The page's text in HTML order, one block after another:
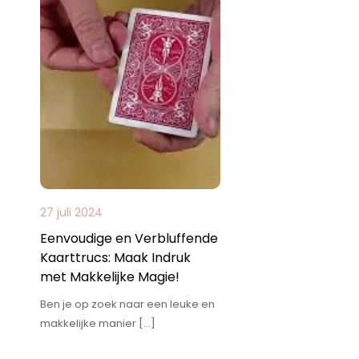
27 juli 2024
Eenvoudige en Verbluffende
Kaarttrucs: Maak Indruk
met Makkelijke Magie!
Ben je op zoek naar een leuke en
makkelijke manier […]